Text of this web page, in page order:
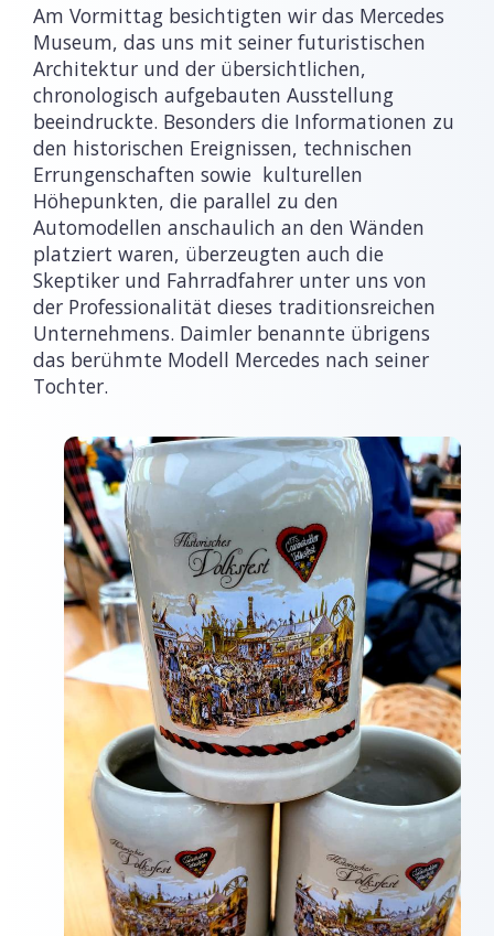
Am Vormittag besichtigten wir das Mercedes
Museum, das uns mit seiner futuristischen
Architektur und der übersichtlichen,
chronologisch aufgebauten Ausstellung
beeindruckte. Besonders die Informationen zu
den historischen Ereignissen, technischen
Errungenschaften sowie kulturellen
Höhepunkten, die parallel zu den
Automodellen anschaulich an den Wänden
platziert waren, überzeugten auch die
Skeptiker und Fahrradfahrer unter uns von
der Professionalität dieses traditionsreichen
Unternehmens. Daimler benannte übrigens
das berühmte Modell Mercedes nach seiner
Tochter.